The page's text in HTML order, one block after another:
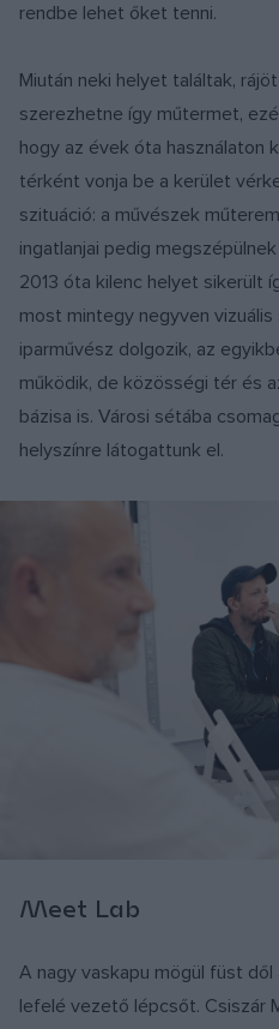
rendbe lehet őket tenni.
Miután neki helyet találtak,
szerezhetne így műtermet,
hogy az évek óta használaton
térként vonja be a kerület
szituáció: a művészek
ingatlanjai pedig
2013 óta kilenc helyet sikerült
most mintegy negyven
iparművész dolgozik, az
működik, de közösségi tér és
bázisa is. Városi sétába
helyszínre látogattunk el.
Meet Lab
A nagy vaskapu mögül füst dől
lefelé vezető lépcsőt. Csiszár